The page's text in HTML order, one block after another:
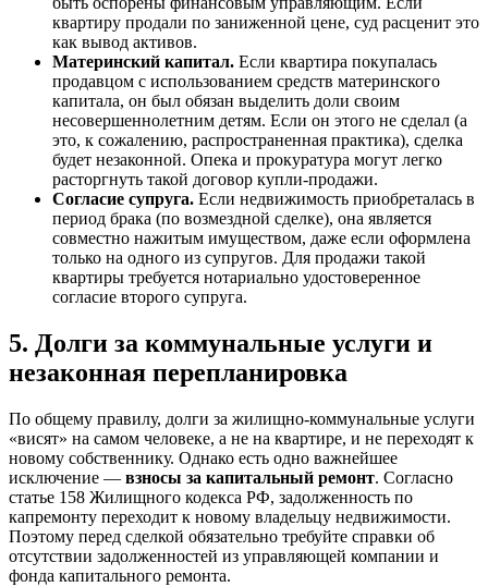
квартиру продали по заниженной цене, суд расценит это
как вывод активов.
Материнский капитал. Если квартира покупалась
продавцом с использованием средств материнского
капитала, он был обязан выделить доли своим
несовершеннолетним детям. Если он этого не сделал (а
это, к сожалению, распространенная практика), сделка
будет незаконной. Опека и прокуратура могут легко
расторгнуть такой договор купли-продажи.
Согласие супруга. Если недвижимость приобреталась в
период брака (по возмездной сделке), она является
совместно нажитым имуществом, даже если оформлена
только на одного из супругов. Для продажи такой
квартиры требуется нотариально удостоверенное
согласие второго супруга.
5. Долги за коммунальные услуги и
незаконная перепланировка
По общему правилу, долги за жилищно-коммунальные услуги
«висят» на самом человеке, а не на квартире, и не переходят к
новому собственнику. Однако есть одно важнейшее
исключение — взносы за капитальный ремонт. Согласно
статье 158 Жилищного кодекса РФ, задолженность по
капремонту переходит к новому владельцу недвижимости.
Поэтому перед сделкой обязательно требуйте справки об
отсутствии задолженностей из управляющей компании и
фонда капитального ремонта.